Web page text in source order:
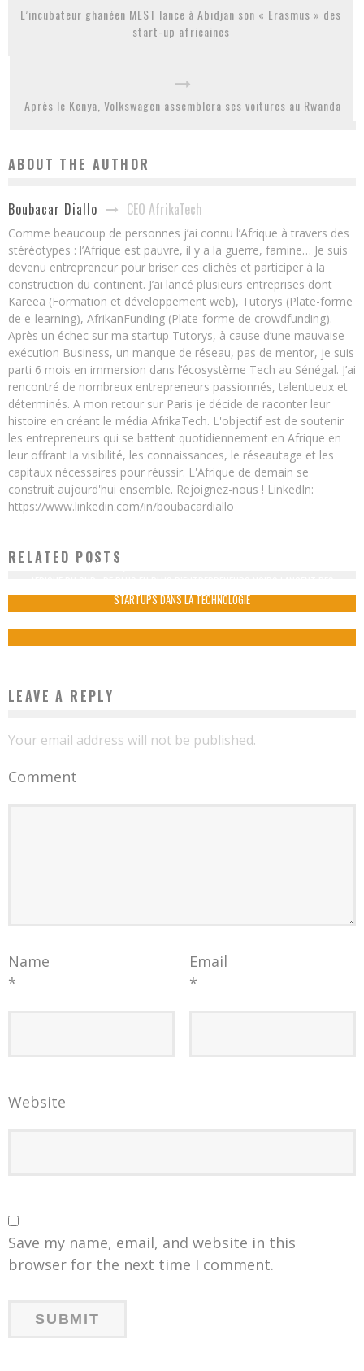
L’incubateur ghanéen MEST lance à Abidjan son « Erasmus » des
start-up africaines
Après le Kenya, Volkswagen assemblera ses voitures au Rwanda
ABOUT THE AUTHOR
Boubacar Diallo CEO AfrikaTech
Comme beaucoup de personnes j’ai connu l’Afrique à travers des
stéréotypes : l’Afrique est pauvre, il y a la guerre, famine… Je suis
devenu entrepreneur pour briser ces clichés et participer à la
construction du continent. J’ai lancé plusieurs entreprises dont
Kareea (Formation et développement web), Tutorys (Plate-forme
de e-learning), AfrikanFunding (Plate-forme de crowdfunding).
Après un échec sur ma startup Tutorys, à cause d’une mauvaise
exécution Business, un manque de réseau, pas de mentor, je suis
parti 6 mois en immersion dans l’écosystème Tech au Sénégal. J’ai
rencontré de nombreux entrepreneurs passionnés, talentueux et
déterminés. A mon retour sur Paris je décide de raconter leur
histoire en créant le média AfrikaTech. L'objectif est de soutenir
les entrepreneurs qui se battent quotidiennement en Afrique en
leur offrant la visibilité, les connaissances, le réseautage et les
capitaux nécessaires pour réussir. L'Afrique de demain se
construit aujourd'hui ensemble. Rejoignez-nous ! LinkedIn:
https://www.linkedin.com/in/boubacardiallo
RELATED POSTS
8 INVENTEURS QUI RÉVOLUTIONNENT LE CONTINENT AFRICAIN
STARTUPS DANS LA TECHNOLOGIE
LEAVE A REPLY
Your email address will not be published.
Comment
Name
*
Email
*
Website
Save my name, email, and website in this
browser for the next time I comment.